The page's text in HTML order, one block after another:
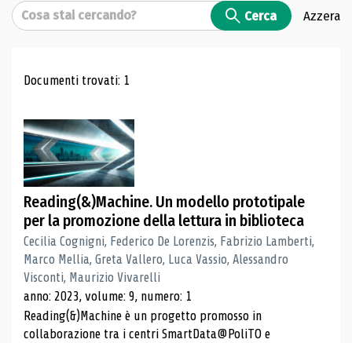
Cerca Cerca Azzera
Risultati di ricerca
Documenti trovati: 1
Reading(&)Machine. Un modello prototipale
per la promozione della lettura in biblioteca
Cecilia Cognigni, Federico De Lorenzis, Fabrizio Lamberti,
Marco Mellia, Greta Vallero, Luca Vassio, Alessandro
Visconti, Maurizio Vivarelli
anno: 2023, volume: 9, numero: 1
Reading(&)Machine è un progetto promosso in
collaborazione tra i centri SmartData@PoliTO e